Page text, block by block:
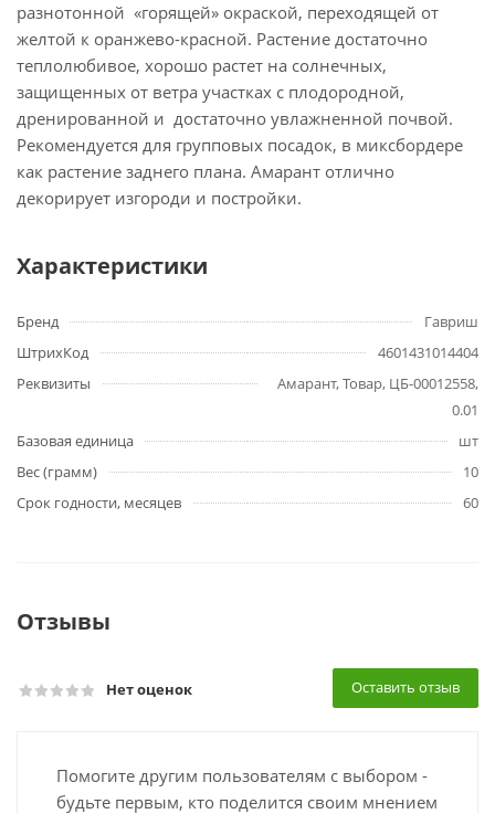
разнотонной «горящей» окраской, переходящей от
желтой к оранжево-красной. Растение достаточно
теплолюбивое, хорошо растет на солнечных,
защищенных от ветра участках с плодородной,
дренированной и достаточно увлажненной почвой.
Рекомендуется для групповых посадок, в миксбордере
как растение заднего плана. Амарант отлично
декорирует изгороди и постройки.
Характеристики
Бренд
Гавриш
ШтрихКод
4601431014404
Реквизиты
Амарант, Товар, ЦБ-00012558,
0.01
Базовая единица
шт
Вес (грамм)
10
Срок годности, месяцев
60
Отзывы
Нет оценок Оставить отзыв
Помогите другим пользователям с выбором -
будьте первым, кто поделится своим мнением